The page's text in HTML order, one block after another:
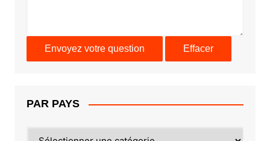
PAR PAYS